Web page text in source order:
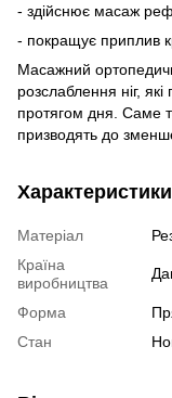
- здійснює масаж
- покращує приплив
Масажний
розслаблення ніг,
протягом дня. Саме
призводять до
Характеристики
Матеріал
Країна
виробництва
Форма
Стан